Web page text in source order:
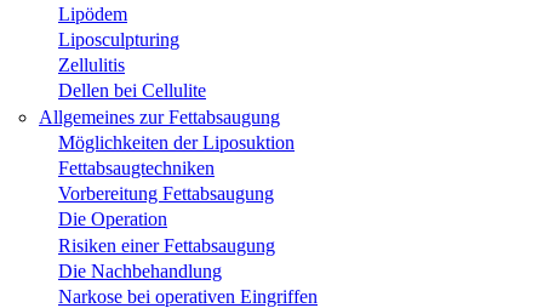
Lipödem
Liposculpturing
Zellulitis
Dellen bei Cellulite
Allgemeines zur Fettabsaugung
Möglichkeiten der Liposuktion
Fettabsaugtechniken
Vorbereitung Fettabsaugung
Die Operation
Risiken einer Fettabsaugung
Die Nachbehandlung
Narkose bei operativen Eingriffen